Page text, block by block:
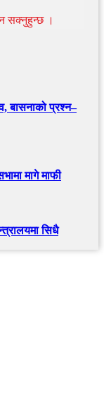
सक्नुहुन्छ ।
बासनाको प्रश्न–
मागे माफी
सिधै